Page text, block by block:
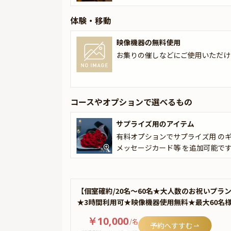
体験・移動
映像機器の無料使用
お集りの催しなどにご使用いただ
コースやオプションで選べるもの
サプライズ用のアイテム
有料オプションでサプライズ用 のギ
メッセージカード等 を追加可能です
【個室確約/20名～60名★大人数のお祝いプラ
★3時間利用可★映像機器使用無料★最大60名
￥10,000/名 予約へすすむ